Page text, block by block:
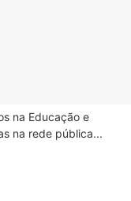
na Educação e
na rede pública...